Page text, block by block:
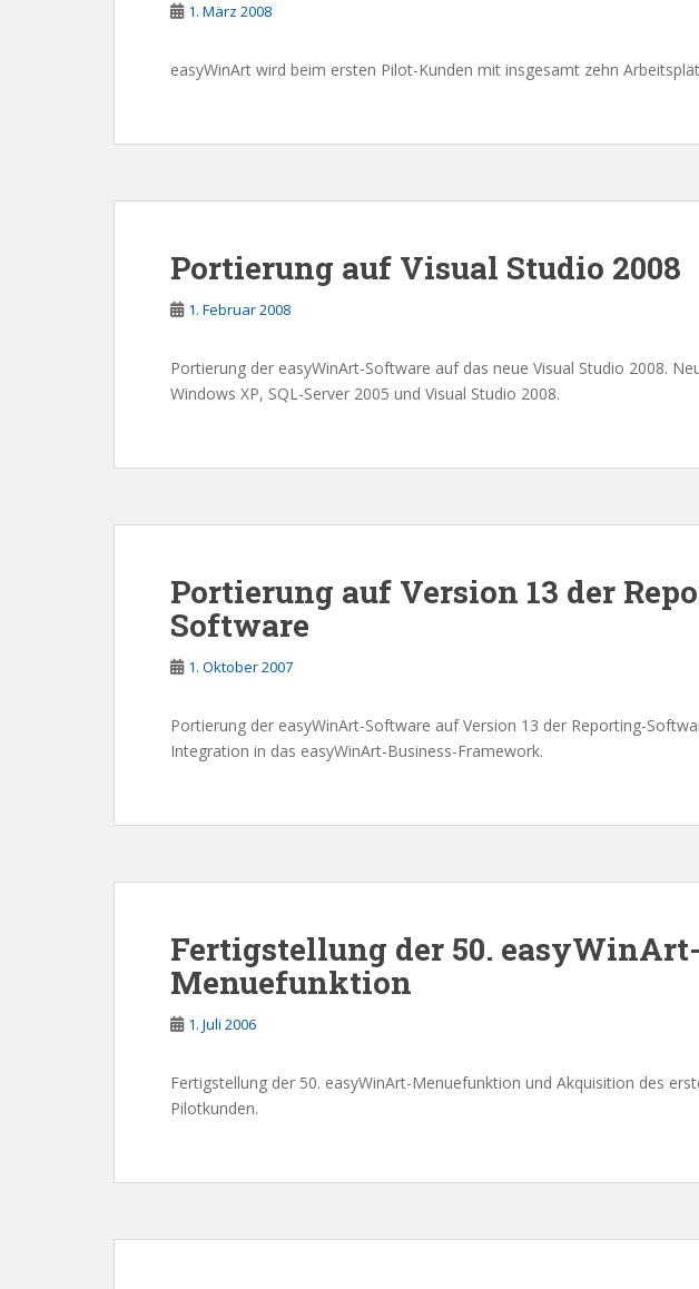
1. März 2008
easyWinArt wird beim ersten Pilot-Kunden mit insgesamt zehn
Portierung auf Visual Studio 2008
1. Februar 2008
Portierung der easyWinArt-Software auf das neue Visual Studio 2008.
Windows XP, SQL-Server 2005 und Visual Studio 2008.
Portierung auf Version 13 der
Software
1. Oktober 2007
Portierung der easyWinArt-Software auf Version 13 der Reporting-
Integration in das easyWinArt-Business-Framework.
Fertigstellung der 50. easyWinArt-
Menuefunktion
1. Juli 2006
Fertigstellung der 50. easyWinArt-Menuefunktion und Akquisition des
Pilotkunden.